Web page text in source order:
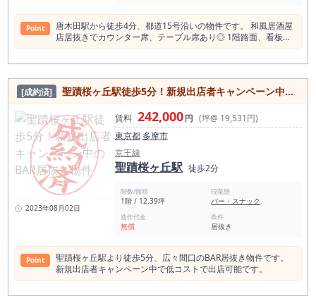
Point
唐木田駅から徒歩4分、都道15号沿いの物件です。 和風居酒屋
店居抜きでカウンター席、テーブル席あり◎ 1階路面、看板掲
出可能！ 同業態であれば即営業可能です♪
[成約済] 聖蹟桜ヶ丘駅徒歩5分！新規出店者キャンペーン中のBAR居抜き物件
2023年08月02日
賃料 242,000円 (坪@ 19,531円)
東京都 多摩市
京王線
聖蹟桜ヶ丘駅 徒歩2分
階数/面積
1階 / 12.39坪
現業態
バー・スナック
造作代金
無償
条件
居抜き
Point
聖蹟桜ヶ丘駅より徒歩5分、広々間口のBAR居抜き物件です。
新規出店者キャンペーン中で低コストで出店可能です。